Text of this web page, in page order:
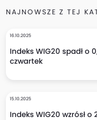
NAJNOWSZE Z TEJ
16.10.2025
Indeks WIG20 spadł o
czwartek
15.10.2025
Indeks WIG20 wzrósł